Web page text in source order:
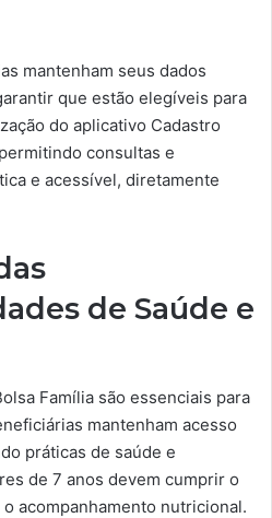
mantenham seus dados
que estão elegíveis para
do aplicativo Cadastro
consultas e
e acessível, diretamente
de Saúde e
Família são essenciais para
mantenham acesso
práticas de saúde e
de 7 anos devem cumprir o
acompanhamento nutricional.